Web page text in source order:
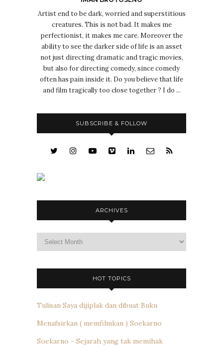
Artist end to be dark, worried and superstitious
creatures. This is not bad. It makes me
perfectionist, it makes me care. Moreover the
ability to see the darker side of life is an asset
not just directing dramatic and tragic movies,
but also for directing comedy, since comedy
often has pain inside it. Do you believe that life
and film tragically too close together ? I do ...
SUBSCRIBE & FOLLOW
ARCHIVES
HOT TOPICS
Tulisan Saya dijiplak dan dibuat Buku
Menafsirkan ( memfilmkan ) Soekarno
Soekarno - Sejarah yang tak memihak